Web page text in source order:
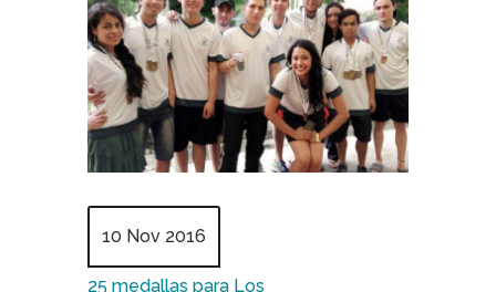
10 Nov 2016
25 medallas para Los